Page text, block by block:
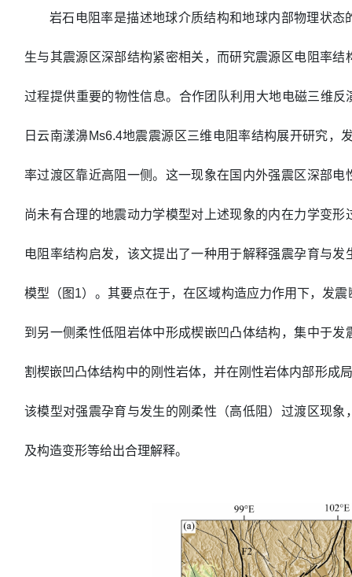
岩石电阻率是描述地球介质结构和地球内部物理状态
生与其震源区深部结构紧密相关，而研究震源区电阻率结
过程提供重要的物性信息。合作团队利用大地电磁三维
日云南漾濞Ms6.4地震震源区三维电阻率结构展开研究，
率过渡区靠近高阻一侧。这一现象在国内外强震区深部电
尚未有合理的地震动力学模型对上述现象的内在力学变形
电阻率结构启发，该文提出了一种用于解释强震孕育与发
模型（图1）。其要点在于，在区域构造应力作用下，发
到另一侧柔性低阻岩体中形成楔嵌凹凸体结构，集中于发
割楔嵌凹凸体结构中的刚性岩体，并在刚性岩体内部形成
该模型对强震孕育与发生的刚柔性（高低阻）过渡区现象
及构造变形等给出合理解释。